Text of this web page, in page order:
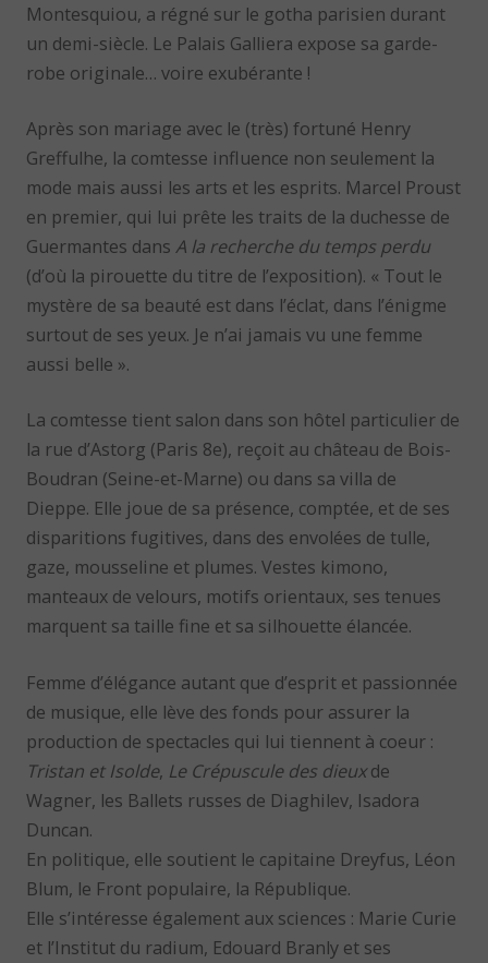
Montesquiou, a régné sur le gotha parisien durant
un demi-siècle. Le Palais Galliera expose sa garde-
robe originale… voire exubérante !
Après son mariage avec le (très) fortuné Henry
Greffulhe, la comtesse influence non seulement la
mode mais aussi les arts et les esprits. Marcel Proust
en premier, qui lui prête les traits de la duchesse de
Guermantes dansA la recherche du temps perdu
(d’où la pirouette du titre de l’exposition). « Tout le
mystère de sa beauté est dans l’éclat, dans l’énigme
surtout de ses yeux. Je n’ai jamais vu une femme
aussi belle ».
La comtesse tient salon dans son hôtel particulier de
la rue d’Astorg (Paris 8e), reçoit au château de Bois-
Boudran (Seine-et-Marne) ou dans sa villa de
Dieppe. Elle joue de sa présence, comptée, et de ses
disparitions fugitives, dans des envolées de tulle,
gaze, mousseline et plumes. Vestes kimono,
manteaux de velours, motifs orientaux, ses tenues
marquent sa taille fine et sa silhouette élancée.
Femme d’élégance autant que d’esprit et passionnée
de musique, elle lève des fonds pour assurer la
production de spectacles qui lui tiennent à coeur :
Tristan et Isolde, Le Crépuscule des dieuxde
Wagner, les Ballets russes de Diaghilev, Isadora
Duncan.
En politique, elle soutient le capitaine Dreyfus, Léon
Blum, le Front populaire, la République.
Elle s’intéresse également aux sciences : Marie Curie
et l’Institut du radium, Edouard Branly et ses